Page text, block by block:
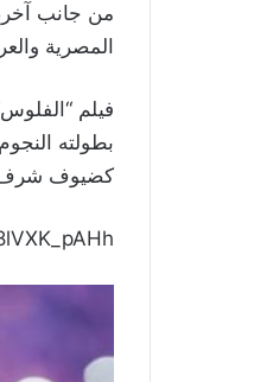
من جانب
المصرية
فيلم
بطولته
كضيوف شرف